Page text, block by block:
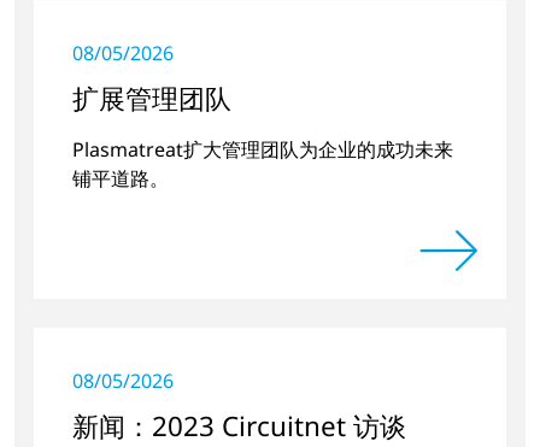
08/05/2026
扩展管理团队
Plasmatreat扩大管理团队为企业的成功未来
铺平道路。
08/05/2026
新闻：2023 Circuitnet 访谈